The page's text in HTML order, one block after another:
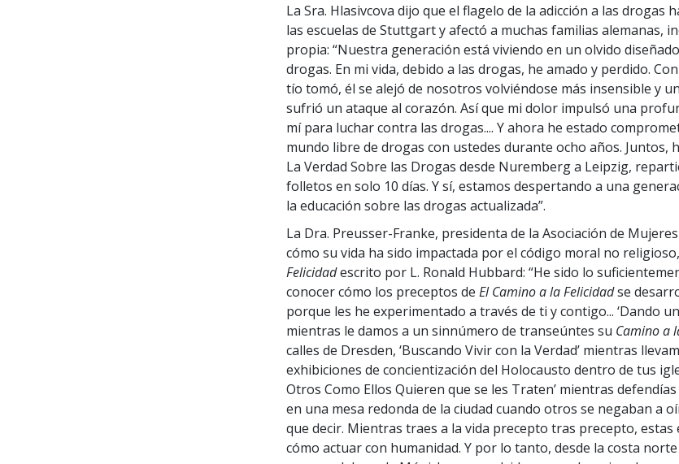
La Sra. Hlasivcova dijo que el flagelo de la adicción a las drogas
las escuelas de Stuttgart y afectó a muchas familias alemanas,
propia: “Nuestra generación está viviendo en un olvido
drogas. En mi vida, debido a las drogas, he amado y perdido.
tío tomó, él se alejó de nosotros volviéndose más insensible y
sufrió un ataque al corazón. Así que mi dolor impulsó una
mí para luchar contra las drogas.... Y ahora he estado
mundo libre de drogas con ustedes durante ocho años. Juntos,
La Verdad Sobre las Drogas desde Nuremberg a Leipzig,
folletos en solo 10 días. Y sí, estamos despertando a una
la educación sobre las drogas actualizada”.
La Dra. Preusser-Franke, presidenta de la Asociación de
cómo su vida ha sido impactada por el código moral no religioso,
Felicidadescrito por L. Ronald Hubbard: “He sido lo
conocer cómo los preceptos de El Camino a la Felicidadse
porque les he experimentado a través de ti y contigo... ‘Dando
mientras le damos a un sinnúmero de transeúntes su Camino a
calles de Dresden, ‘Buscando Vivir con la Verdad’ mientras
exhibiciones de concientización del Holocausto dentro de tus
Otros Como Ellos Quieren que se les Traten’ mientras
en una mesa redonda de la ciudad cuando otros se negaban a
que decir. Mientras traes a la vida precepto tras precepto, estas
cómo actuar con humanidad. Y por lo tanto, desde la costa